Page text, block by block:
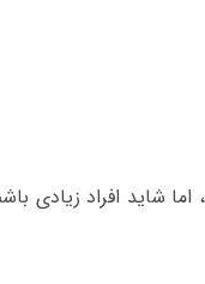
شاید افراد زیادی